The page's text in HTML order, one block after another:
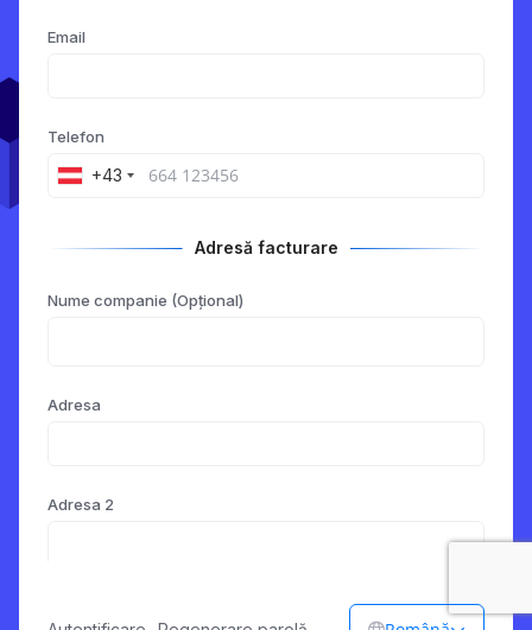
Email
Telefon
+43
Adresă facturare
Nume companie (Opțional)
Adresa
Adresa 2